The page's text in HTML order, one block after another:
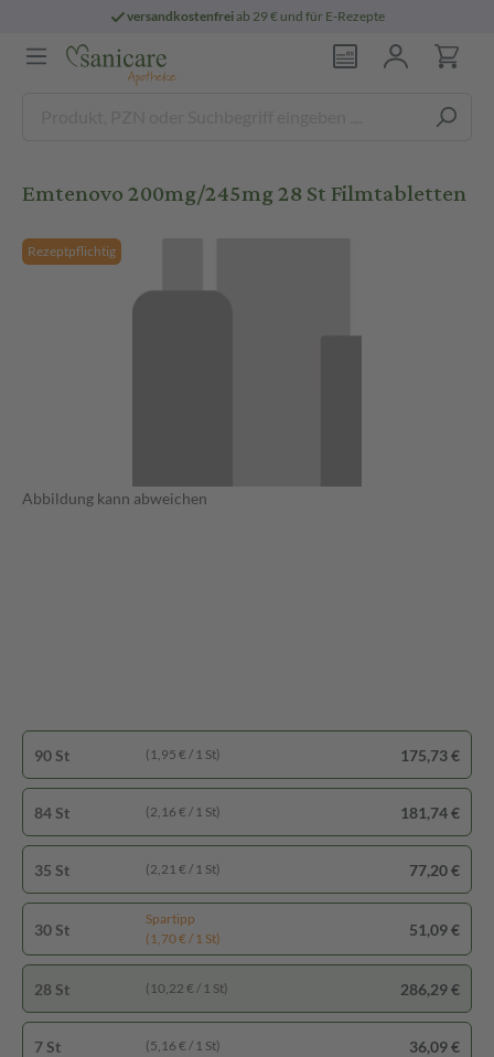
versandkostenfreiab 29 € und für E-Rezepte
Emtenovo 200mg/245mg 28 St Filmtabletten
Rezeptpflichtig
Abbildung kann abweichen
90 St (1,95 € / 1 St) 175,73 €
84 St (2,16 € / 1 St) 181,74 €
35 St (2,21 € / 1 St) 77,20 €
30 St
Spartipp
(1,70 € / 1 St)
51,09 €
28 St (10,22 € / 1 St) 286,29 €
7 St (5,16 € / 1 St) 36,09 €